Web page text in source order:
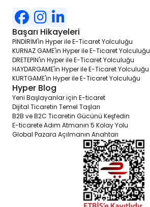
Başarı Hikayeleri
PİNDİRİM'in Hyper ile E-Ticaret Yolculuğu
KURNAZ GAME'in Hyper ile E-Ticaret Yolculuğu
DRETEPİN'in Hyper ile E-Ticaret Yolculuğu
HAYDARGAME'in Hyper ile E-Ticaret Yolculuğu
KURTGAME'in Hyper ile E-Ticaret Yolculuğu
Hyper Blog
Yeni Başlayanlar için E-ticaret
Dijital Ticaretin Temel Taşları
B2B ve B2C Ticaretin Gücünü Keşfedin
E-ticarete Adım Atmanın 5 Kolay Yolu
Global Pazara Açılmanın Anahtarı